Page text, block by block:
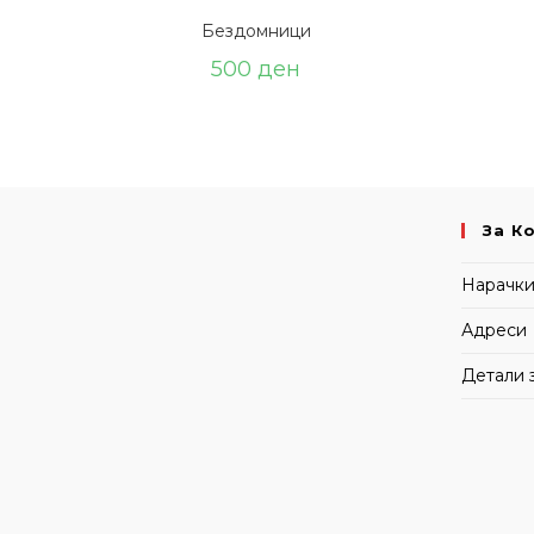
Бездомници
500 ден
За
Нарачки
Адреси
Детали